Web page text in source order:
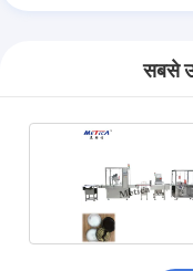
सबसे